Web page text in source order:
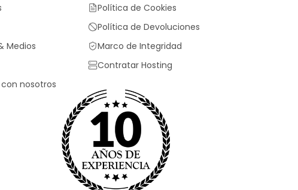
Medios
nosotros
Política de Cookies
Política de Devoluciones
Marco de Integridad
Contratar Hosting